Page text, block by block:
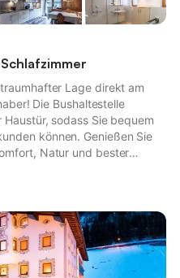
Lage direkt am
Die Bushaltestelle
sodass Sie bequem
können. Genießen Sie
Natur und bester
Abenteuer direkt vor der
Aufenthalt für bis zu 4
Schlafzimmer mit jeweils